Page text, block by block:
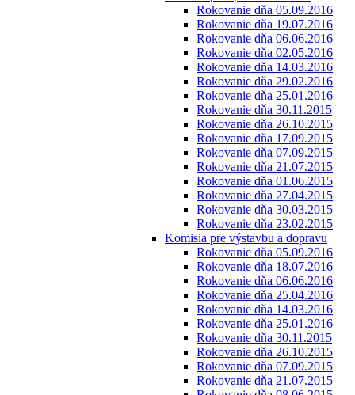
Rokovanie dňa 05.09.2016
Rokovanie dňa 19.07.2016
Rokovanie dňa 06.06.2016
Rokovanie dňa 02.05.2016
Rokovanie dňa 14.03.2016
Rokovanie dňa 29.02.2016
Rokovanie dňa 25.01.2016
Rokovanie dňa 30.11.2015
Rokovanie dňa 26.10.2015
Rokovanie dňa 17.09.2015
Rokovanie dňa 07.09.2015
Rokovanie dňa 21.07.2015
Rokovanie dňa 01.06.2015
Rokovanie dňa 27.04.2015
Rokovanie dňa 30.03.2015
Rokovanie dňa 23.02.2015
Komisia pre výstavbu a dopravu
Rokovanie dňa 05.09.2016
Rokovanie dňa 18.07.2016
Rokovanie dňa 06.06.2016
Rokovanie dňa 25.04.2016
Rokovanie dňa 14.03.2016
Rokovanie dňa 25.01.2016
Rokovanie dňa 30.11.2015
Rokovanie dňa 26.10.2015
Rokovanie dňa 07.09.2015
Rokovanie dňa 21.07.2015